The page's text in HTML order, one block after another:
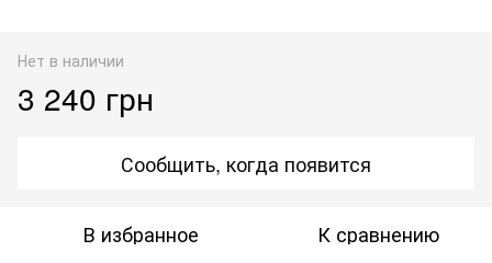
Нет в наличии
3 240 грн
Сообщить, когда появится
В избранное К сравнению